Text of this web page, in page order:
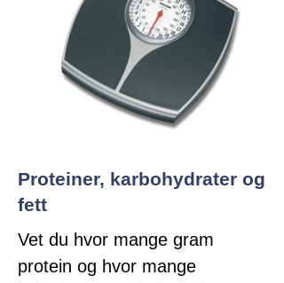
Proteiner, karbohydrater og
fett
Vet du hvor mange gram
protein og hvor mange